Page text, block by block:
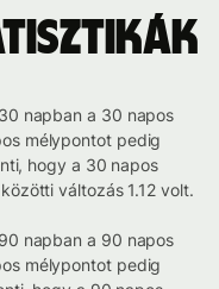
napban a 30 napos
mélypontot pedig
hogy a 30 napos
változás 1.12 volt.
napban a 90 napos
mélypontot pedig